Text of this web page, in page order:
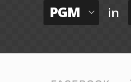
PGM in